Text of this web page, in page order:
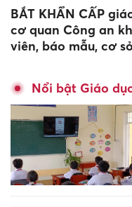
BẮT KHẨN CẤP
cơ quan Công an
viên, báo mẫu, cơ
Nổi bật Giáo